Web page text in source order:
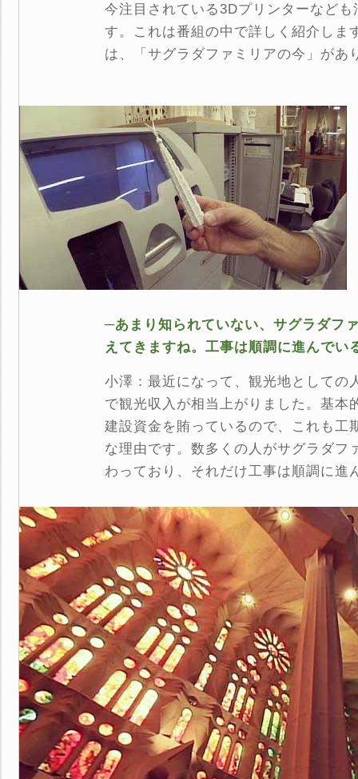
今注目されている3Dプリンターなども
す。これは番組の中で詳しく紹介しま
は、「サグラダファミリアの今」があ
─あまり知られていない、サグラダフ
えてきますね。工事は順調に進んでい
小澤：最近になって、観光地としての
で観光収入が相当上がりました。基本
建設資金を賄っているので、これも工
な理由です。数多くの人がサグラダフ
わっており、それだけ工事は順調に進